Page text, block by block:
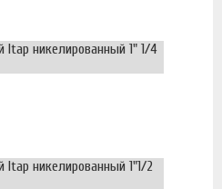
Itap никелированный 1" 1/4
никелированный 1"1/2